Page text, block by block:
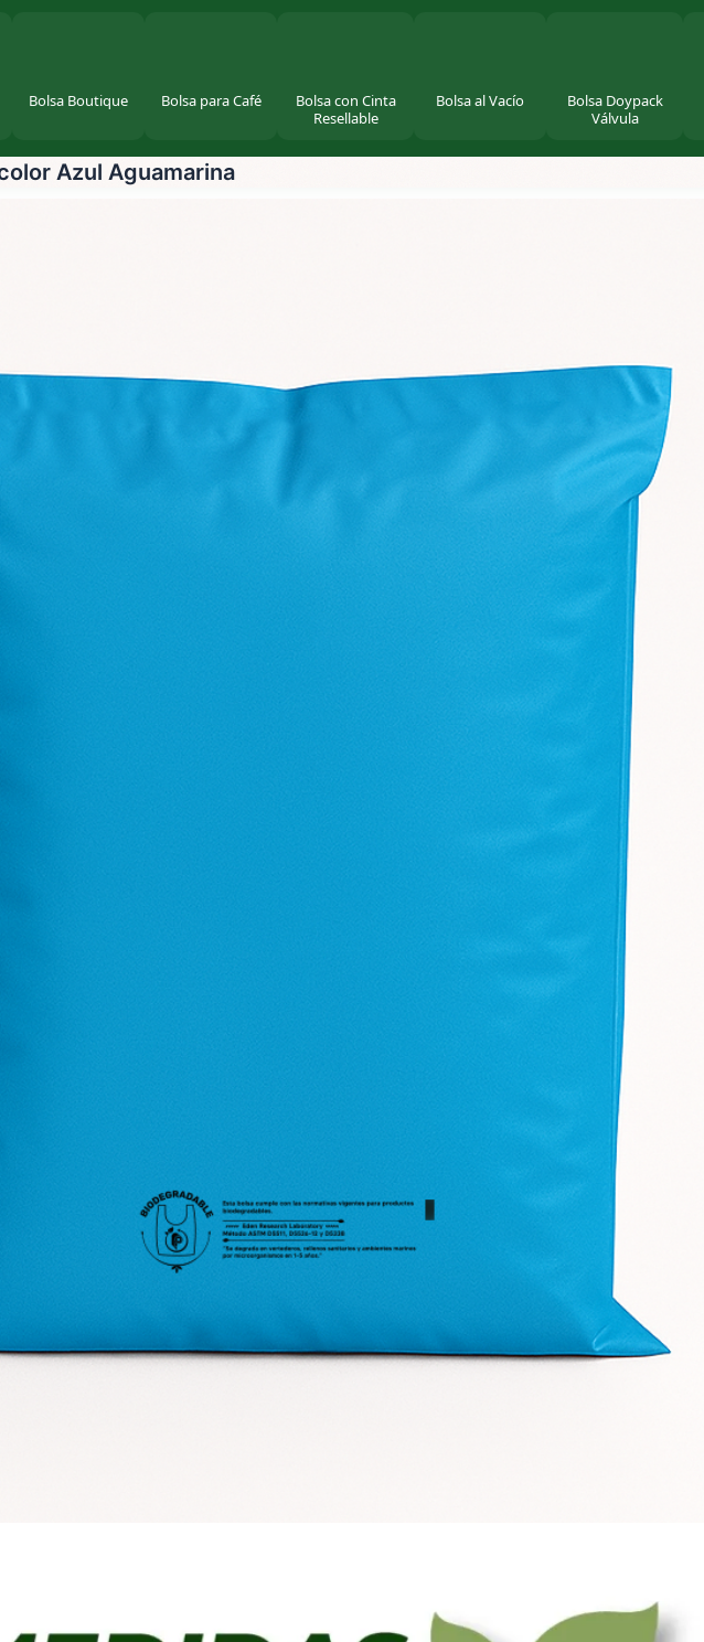
Bolsa Boutique Bolsa para Café
Bolsa con Cinta
Resellable
Bolsa al Vacío
Bolsa Doypack
Válvula
Azul Aguamarina